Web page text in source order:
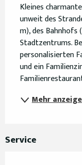
Kleines
unweit des
m), des Bahnhofs
Stadtzentrums.
personalisierten
und ein
Mehr
Service